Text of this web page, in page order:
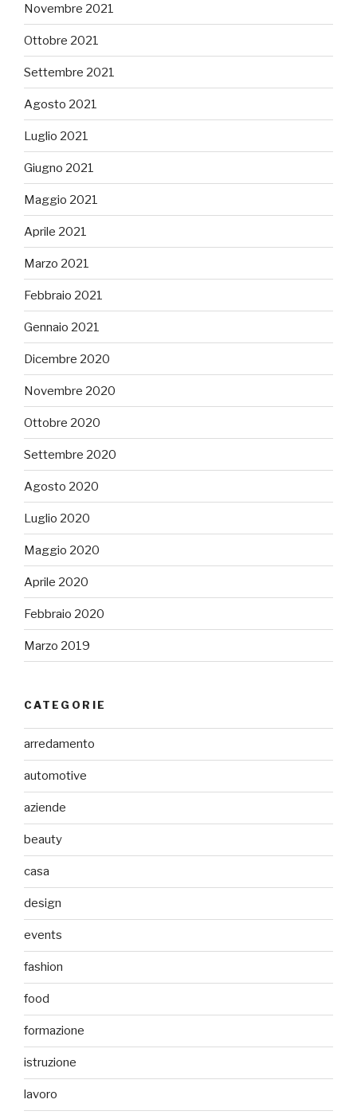
Novembre 2021
Ottobre 2021
Settembre 2021
Agosto 2021
Luglio 2021
Giugno 2021
Maggio 2021
Aprile 2021
Marzo 2021
Febbraio 2021
Gennaio 2021
Dicembre 2020
Novembre 2020
Ottobre 2020
Settembre 2020
Agosto 2020
Luglio 2020
Maggio 2020
Aprile 2020
Febbraio 2020
Marzo 2019
CATEGORIE
arredamento
automotive
aziende
beauty
casa
design
events
fashion
food
formazione
istruzione
lavoro